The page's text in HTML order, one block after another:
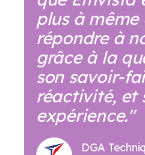
plus à même
répondre à
grâce à la
son savoir-
réactivité, et
expérience."
DGA